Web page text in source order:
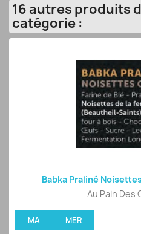
16 autres produits
catégorie :
Babka Praliné
Au Pain Des
MA MER